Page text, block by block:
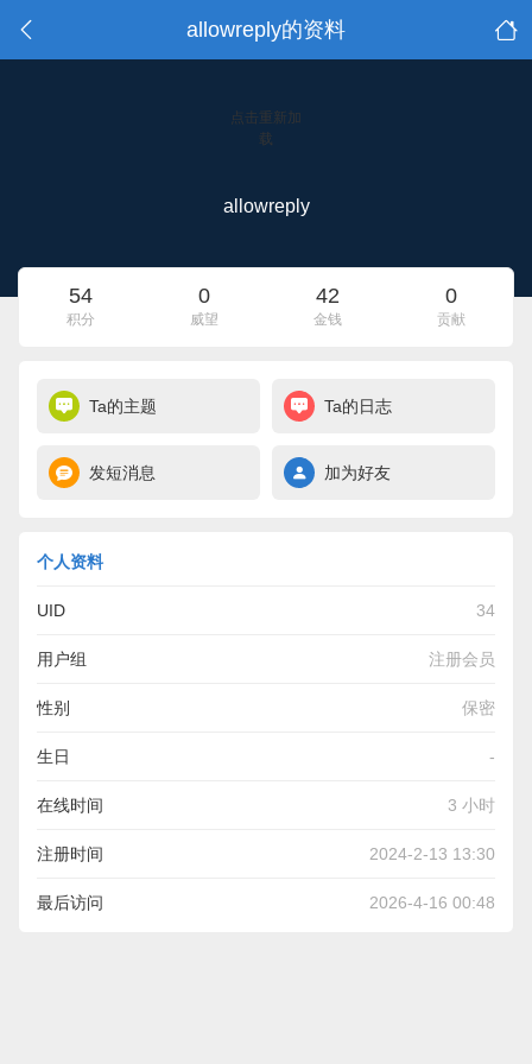
allowreply的资料
点击重新加
载
allowreply
54
积分
0
威望
42
金钱
0
贡献
Ta的主题 Ta的日志
发短消息 加为好友
个人资料
UID 34
用户组 注册会员
性别 保密
生日 -
在线时间 3 小时
注册时间 2024-2-13 13:30
最后访问 2026-4-16 00:48